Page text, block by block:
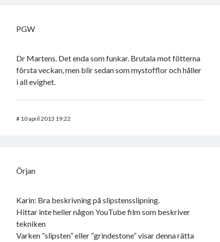
PGW
Dr Martens. Det enda som funkar. Brutala mot fötterna
första veckan, men blir sedan som mystofflor och håller
i all evighet.
# 10 april 2013 19:22
Örjan
Karin: Bra beskrivning på slipstensslipning.
Hittar inte heller någon YouTube film som beskriver
tekniken
Varken ”slipsten” eller ”grindestone” visar denna rätta